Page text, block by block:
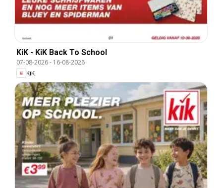
KiK - KiK Back To School
07-08-2026- 16-08-2026
KiK